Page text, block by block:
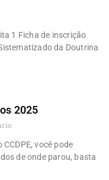
1 Ficha de inscrição
da Doutrina
2025
você pode
de onde parou, basta